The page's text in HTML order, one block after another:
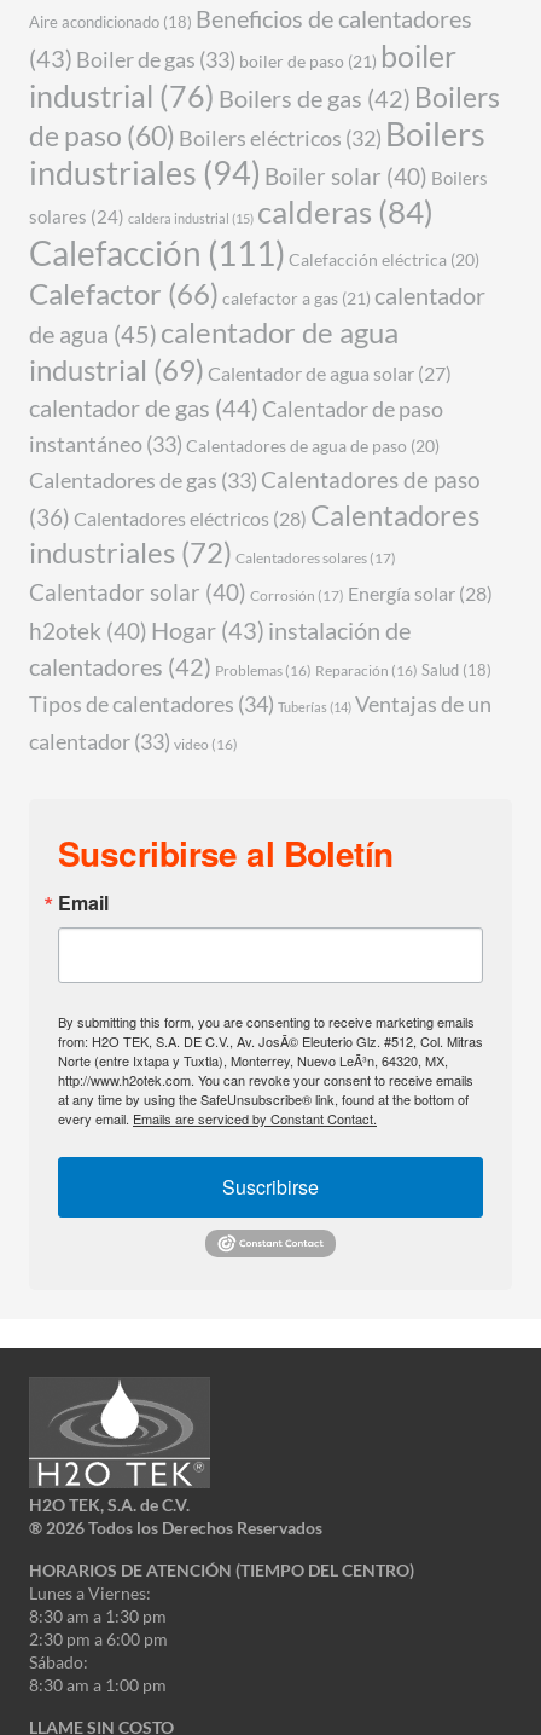
Aire acondicionado (18) Beneficios de calentadores
(43) Boiler de gas (33) boiler de paso (21) boiler
industrial (76) Boilers de gas (42) Boilers
de paso (60) Boilers eléctricos (32) Boilers
industriales (94) Boiler solar (40) Boilers
solares (24) caldera industrial (15) calderas (84)
Calefacción (111) Calefacción eléctrica (20)
Calefactor (66) calefactor a gas (21) calentador
de agua (45) calentador de agua
industrial (69) Calentador de agua solar (27)
calentador de gas (44) Calentador de paso
instantáneo(33) Calentadores de agua de paso (20)
Calentadores de gas (33) Calentadores de paso
(36) Calentadores eléctricos (28) Calentadores
industriales (72) Calentadores solares (17)
Calentador solar (40) Corrosión (17) Energía solar (28)
h2otek (40) Hogar (43) instalación de
calentadores (42) Problemas (16) Reparación (16) Salud (18)
Tipos de calentadores (34) Tuberías (14) Ventajas de un
calentador(33) video (16)
Suscribirse al Boletín
Email
By submitting this form, you are consenting to receive marketing emails
from: H2O TEK, S.A. DE C.V., Av. JosÃ© Eleuterio Glz. #512, Col. Mitras
Norte (entre Ixtapa y Tuxtla), Monterrey, Nuevo LeÃ³n, 64320, MX,
http://www.h2otek.com. You can revoke your consent to receive emails
at any time by using the SafeUnsubscribe® link, found at the bottom of
every email. Emails are serviced by Constant Contact.
Suscribirse
H2O TEK, S.A. de C.V.
® 2026 Todos los Derechos Reservados
HORARIOS DE ATENCIÓN (TIEMPO DEL CENTRO)
Lunes a Viernes:
8:30 am a 1:30 pm
2:30 pm a 6:00 pm
Sábado:
8:30 am a 1:00 pm
LLAME SIN COSTO